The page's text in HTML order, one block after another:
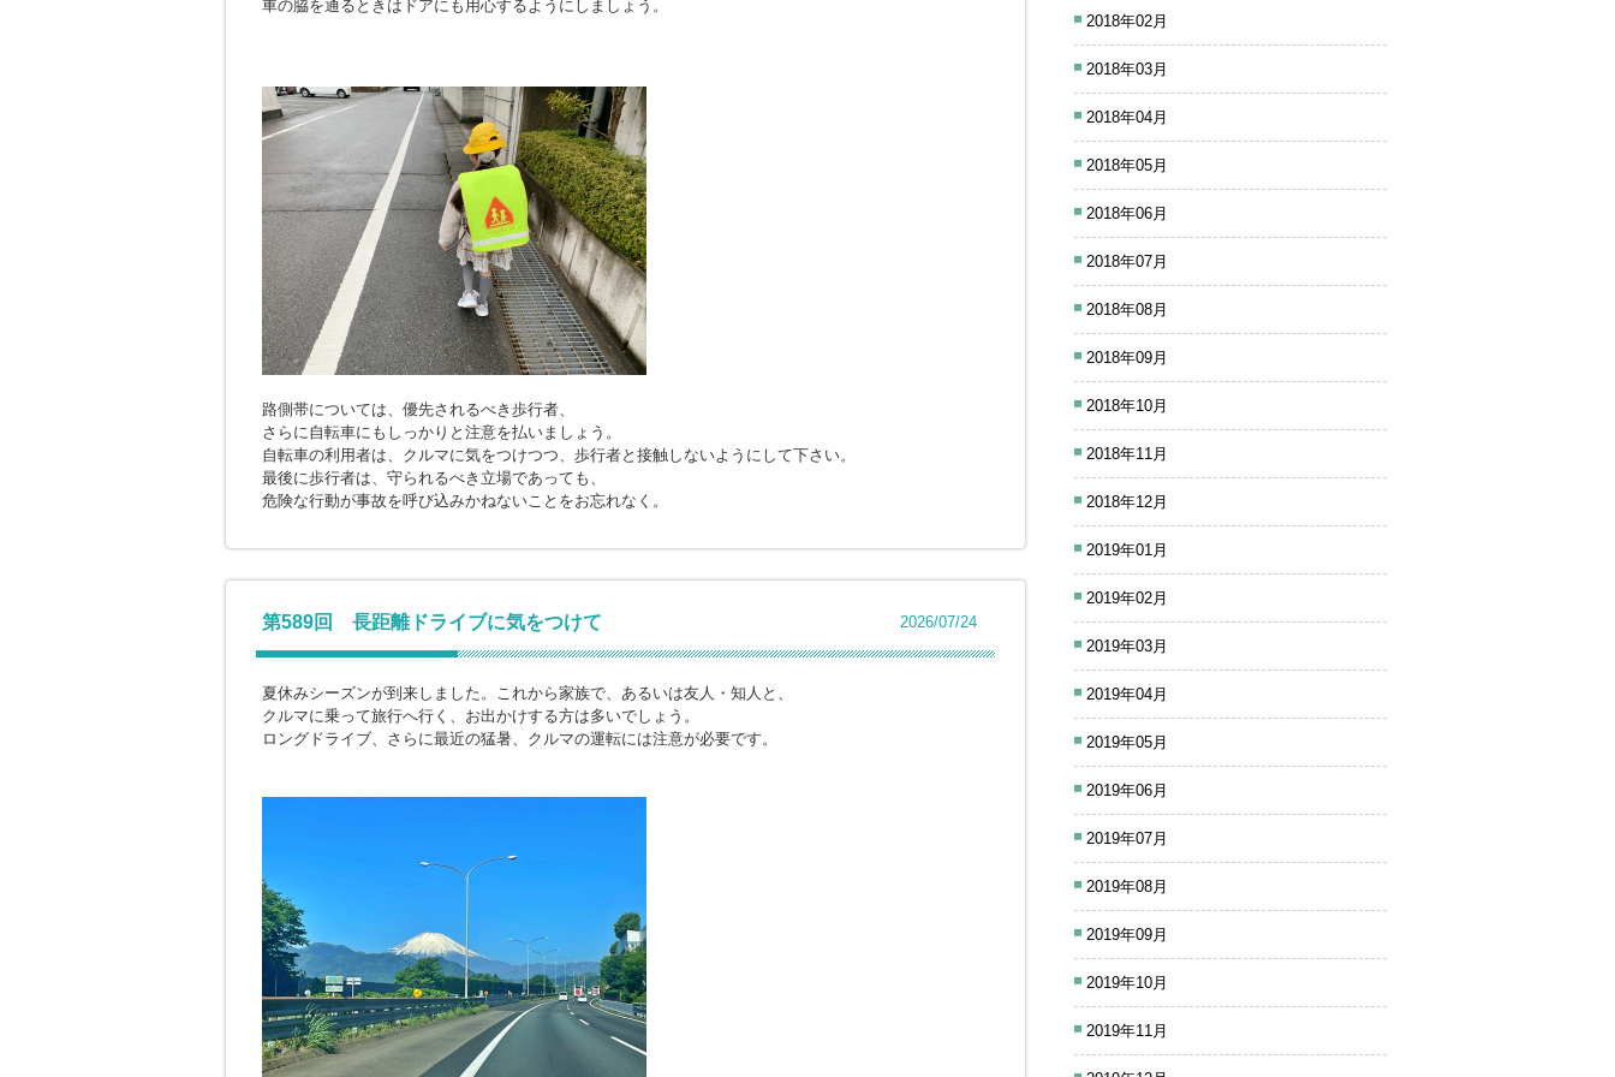
車の脇を通るときはドアにも用心するようにしましょう。
路側帯については、優先されるべき歩行者、
さらに自転車にもしっかりと注意を払いましょう。
自転車の利用者は、クルマに気をつけつつ、歩行者と接触しないようにして下さい。
最後に歩行者は、守られるべき立場であっても、
危険な行動が事故を呼び込みかねないことをお忘れなく。
第589回 長距離ドライブに気をつけて 2026/07/24
夏休みシーズンが到来しました。これから家族で、あるいは友人・知人と、
クルマに乗って旅行へ行く、お出かけする方は多いでしょう。
ロングドライブ、さらに最近の猛暑、クルマの運転には注意が必要です。
2018年02月
2018年03月
2018年04月
2018年05月
2018年06月
2018年07月
2018年08月
2018年09月
2018年10月
2018年11月
2018年12月
2019年01月
2019年02月
2019年03月
2019年04月
2019年05月
2019年06月
2019年07月
2019年08月
2019年09月
2019年10月
2019年11月